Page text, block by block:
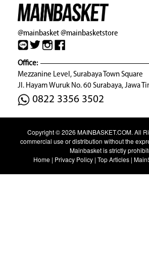
@mainbasket@mainbasketstore
Office:
Mezzanine Level, Surabaya Town Square
Jl. Hayam Wuruk No. 60 Surabaya, Jawa
0822 3356 3502
Copyright © 2026 MAINBASKET.COM. All
commercial use or distribution without the
Mainbasket is strictly
Home| Privacy Policy| Top Articles|